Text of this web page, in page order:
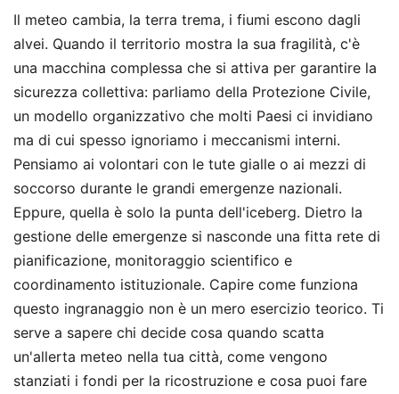
Il meteo cambia, la terra trema, i fiumi escono dagli
alvei. Quando il territorio mostra la sua fragilità, c'è
una macchina complessa che si attiva per garantire la
sicurezza collettiva: parliamo della Protezione Civile,
un modello organizzativo che molti Paesi ci invidiano
ma di cui spesso ignoriamo i meccanismi interni.
Pensiamo ai volontari con le tute gialle o ai mezzi di
soccorso durante le grandi emergenze nazionali.
Eppure, quella è solo la punta dell'iceberg. Dietro la
gestione delle emergenze si nasconde una fitta rete di
pianificazione, monitoraggio scientifico e
coordinamento istituzionale. Capire come funziona
questo ingranaggio non è un mero esercizio teorico. Ti
serve a sapere chi decide cosa quando scatta
un'allerta meteo nella tua città, come vengono
stanziati i fondi per la ricostruzione e cosa puoi fare